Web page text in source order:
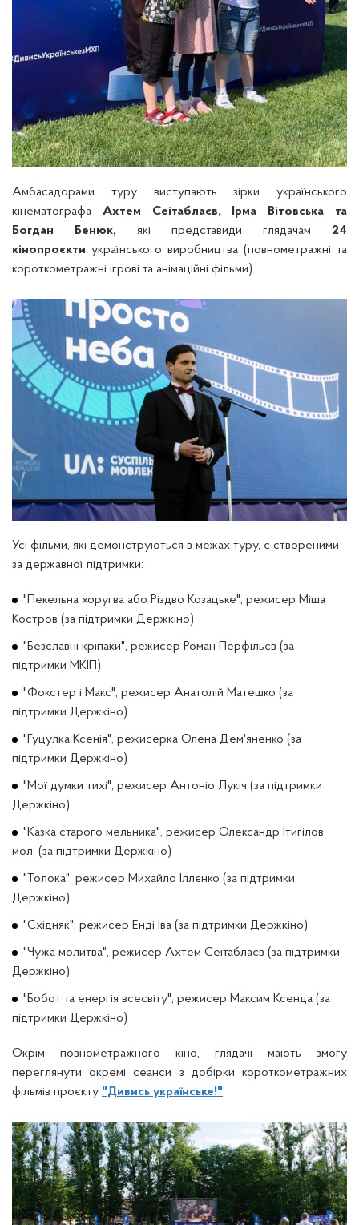
Амбасадорами туру виступають зірки українського
кінематографа Ахтем Сеітаблаєв, Ірма Вітовська та
Богдан Бенюк, які представиди глядачам 24
кінопроєкти українського виробництва (повнометражні та
короткометражні ігрові та анімаційні фільми).
Усі фільми, які демонструються в межах туру, є створеними
за державної підтримки:
"Пекельна хоругва або Різдво Козацьке", режисер Міша
Костров (за підтримки Держкіно)
"Безславні кріпаки", режисер Роман Перфільєв (за
підтримки МКІП)
"Фокстер і Макс", режисер Анатолій Матешко (за
підтримки Держкіно)
"Гуцулка Ксенія", режисерка Олена Дем'яненко (за
підтримки Держкіно)
"Мої думки тихі", режисер Антоніо Лукіч (за підтримки
Держкіно)
"Казка старого мельника", режисер Олександр Ітигілов
мол. (за підтримки Держкіно)
"Толока", режисер Михайло Іллєнко (за підтримки
Держкіно)
"Східняк", режисер Енді Іва (за підтримки Держкіно)
"Чужа молитва", режисер Ахтем Сеітаблаєв (за підтримки
Держкіно)
"Бобот та енергія всесвіту", режисер Максим Ксенда (за
підтримки Держкіно)
Окрім повнометражного кіно, глядачі мають змогу
переглянути окремі сеанси з добірки короткометражних
фільмів проєкту "Дивись українське!".